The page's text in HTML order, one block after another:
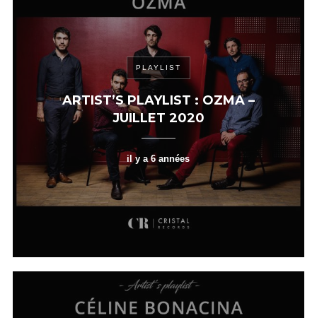
PLAYLIST
ARTIST’S PLAYLIST : OZMA –
JUILLET 2020
il y a 6 années